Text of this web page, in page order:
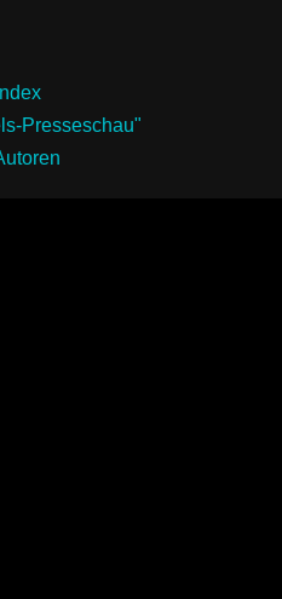
Presseschau"